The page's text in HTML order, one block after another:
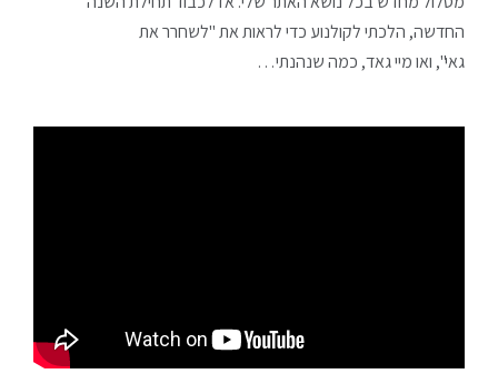
החדשה, הלכתי לקולנוע כדי לראות את "לשחרר את
גאי", ואו מיי גאד, כמה שנהנתי…